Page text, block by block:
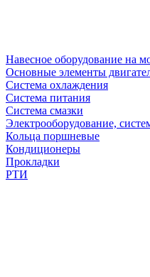
Навесное оборудование на
Основные элементы
Система охлаждения
Система питания
Система смазки
Электрооборудование,
Кольца поршневые
Кондиционеры
Прокладки
РТИ